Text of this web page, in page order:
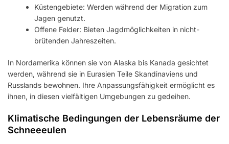
Küstengebiete: Werden während der Migration zum
Jagen genutzt.
Offene Felder: Bieten Jagdmöglichkeiten in nicht-
brütenden Jahreszeiten.
In Nordamerika können sie von Alaska bis Kanada gesichtet
werden, während sie in Eurasien Teile Skandinaviens und
Russlands bewohnen. Ihre Anpassungsfähigkeit ermöglicht es
ihnen, in diesen vielfältigen Umgebungen zu gedeihen.
Klimatische Bedingungen der Lebensräume der
Schneeeulen